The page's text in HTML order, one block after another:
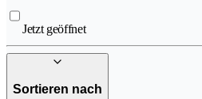
Jetzt geöffnet
Sortieren nach